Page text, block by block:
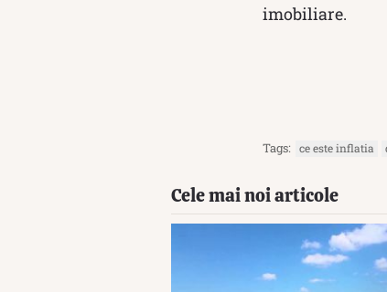
imobiliare.
Tags: ce este inflatia
Cele mai noi articole